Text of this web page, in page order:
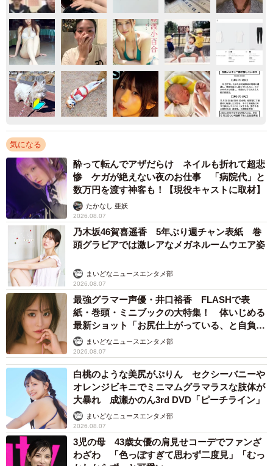
気になる
酔って転んでアザだらけ ネイルも折れて超悲
惨 ケガが絶えない夜のお仕事 「病院代」と
数万円を渡す神客も！【現役キャストに取材】
たかなし 亜妖
2026.08.07
乃木坂46賀喜遥香 5年ぶり週チャン表紙 巻
頭グラビアでは激レアなメガネルームウエア姿
まいどなニュースエンタメ部
2026.08.07
最強グラマー声優・井口裕香 FLASHで表
紙・巻頭・ミニブックの大特集！ 体いじめる
最新ショット「お尻仕上がっている、と自負し
ています」「いくつになっても理想の身体でい
たい」
まいどなニュースエンタメ部
2026.08.07
白桃のような美尻がぷりん セクシーバニーや
オレンジビキニでミニマムグラマラスな肢体が
大暴れ 成瀬かのん3rd DVD「ピーチライン」
まいどなニュースエンタメ部
2026.08.07
3児の母 43歳女優の肩見せコーデでファンざ
わざわ 「色っぽすぎて思わず二度見」「むっ